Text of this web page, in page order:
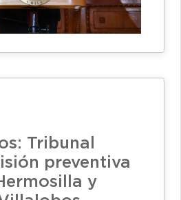
Tribunal
preventiva
y